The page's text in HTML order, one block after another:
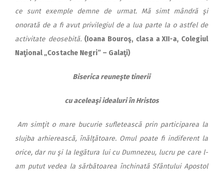
ce sunt exemple demne de urmat. Mă simt mândră şi
onorată de a fi avut privilegiul de a lua parte la o astfel de
activitate deosebită. (Ioana Bouroş, clasa a XII-a, Colegiul
Naţional „Costache Negri” – Galaţi)
Biserica reuneşte tinerii
cu aceleaşi idealuri în Hristos
Am simţit o mare bucurie sufletească prin participarea la
slujba arhierească, înălţătoare. Omul poate fi indiferent la
orice, dar nu şi la legătura lui cu Dumnezeu, lucru pe care l-
am putut vedea la sărbătoarea închinată Sfântului Apostol